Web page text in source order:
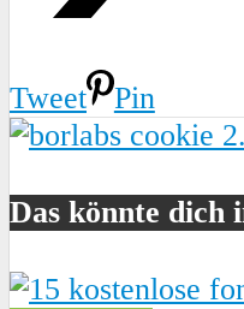
Tweet Pin
Das könnte dich